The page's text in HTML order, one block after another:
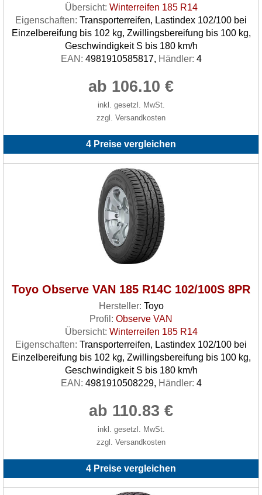
Übersicht: Winterreifen 185 R14
Eigenschaften: Transporterreifen, Lastindex 102/100 bei
Einzelbereifung bis 102 kg, Zwillingsbereifung bis 100 kg,
Geschwindigkeit S bis 180 km/h
EAN: 4981910585817, Händler: 4
ab 106.10 €
inkl. gesetzl. MwSt.
zzgl. Versandkosten
4 Preise vergleichen
Toyo Observe VAN 185 R14C 102/100S 8PR
Hersteller: Toyo
Profil: Observe VAN
Übersicht: Winterreifen 185 R14
Eigenschaften: Transporterreifen, Lastindex 102/100 bei
Einzelbereifung bis 102 kg, Zwillingsbereifung bis 100 kg,
Geschwindigkeit S bis 180 km/h
EAN: 4981910508229, Händler: 4
ab 110.83 €
inkl. gesetzl. MwSt.
zzgl. Versandkosten
4 Preise vergleichen